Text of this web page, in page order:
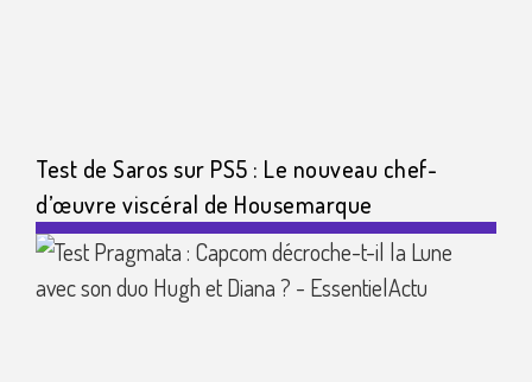
Test de Saros sur PS5 : Le nouveau chef-
d’œuvre viscéral de Housemarque